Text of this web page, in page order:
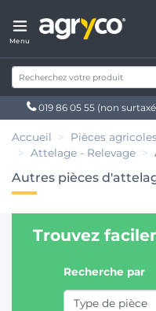
Menu
019 86 05 55 (non
Accueil Pièces agricoles
Attelage - Relevage
Autres pièces
Trouvez
Recherche par